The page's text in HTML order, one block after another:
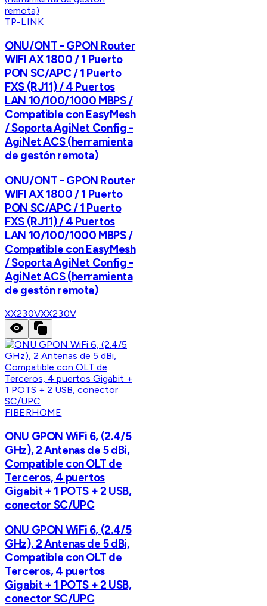
TP-LINK
ONU/ONT - GPON Router
WIFI AX 1800 / 1 Puerto
PON SC/APC / 1 Puerto
FXS (RJ11) / 4 Puertos
LAN 10/100/1000 MBPS /
Compatible con EasyMesh
/ Soporta AgiNet Config -
AgiNet ACS (herramienta
de gestón remota)
ONU/ONT - GPON Router
WIFI AX 1800 / 1 Puerto
PON SC/APC / 1 Puerto
FXS (RJ11) / 4 Puertos
LAN 10/100/1000 MBPS /
Compatible con EasyMesh
/ Soporta AgiNet Config -
AgiNet ACS (herramienta
de gestón remota)
XX230VXX230V
FIBERHOME
ONU GPON WiFi 6, (2.4/5
GHz), 2 Antenas de 5 dBi,
Compatible con OLT de
Terceros, 4 puertos
Gigabit + 1 POTS + 2 USB,
conector SC/UPC
ONU GPON WiFi 6, (2.4/5
GHz), 2 Antenas de 5 dBi,
Compatible con OLT de
Terceros, 4 puertos
Gigabit + 1 POTS + 2 USB,
conector SC/UPC